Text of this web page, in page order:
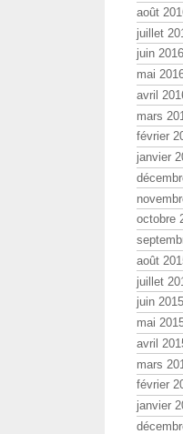
août
juillet
juin 2016
mai
avril
mars
février
janvier
octobre
août
juillet
juin 2015
mai
avril
mars
février
janvier